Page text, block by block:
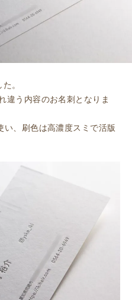
。
違う内容のお名刺となりま
い、刷色は高濃度スミで活版